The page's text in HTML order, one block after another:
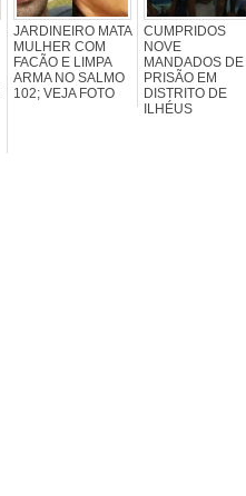
JARDINEIRO MATA
MULHER COM
FACÃO E LIMPA
ARMA NO SALMO
102; VEJA FOTO
CUMPRIDOS
NOVE
MANDADOS DE
PRISÃO EM
DISTRITO DE
ILHÉUS